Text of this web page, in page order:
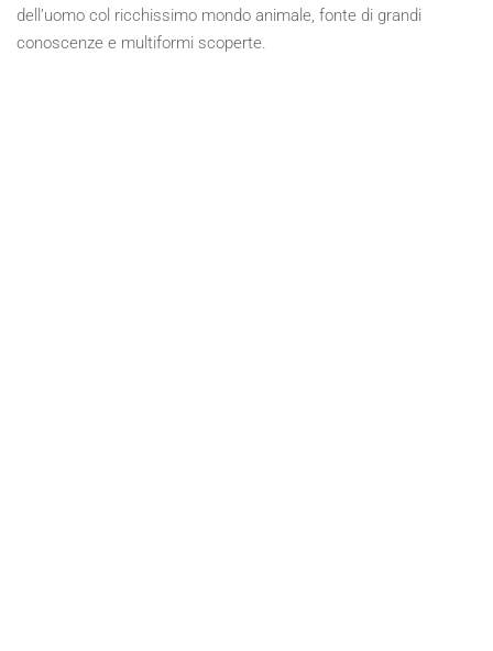
dell’uomo col ricchissimo mondo animale, fonte di grandi
conoscenze e multiformi scoperte.